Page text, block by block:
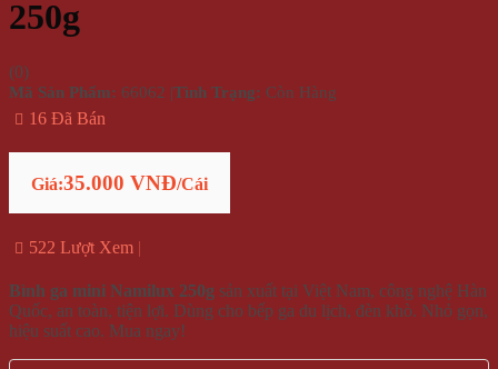
250g
(0)
Mã Sản Phẩm: 66062 |Tình Trạng: Còn Hàng
16 Đã Bán
Giá:35.000 VNĐ/Cái
522 Lượt Xem
Bình ga mini Namilux 250g sản xuất tại Việt Nam, công nghệ Hàn
Quốc, an toàn, tiện lợi. Dùng cho bếp ga du lịch, đèn khò. Nhỏ gọn,
hiệu suất cao. Mua ngay!